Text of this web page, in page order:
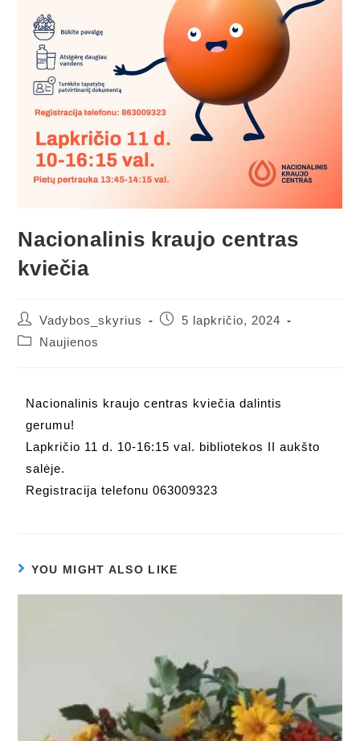
Nacionalinis kraujo centras
kviečia
Vadybos_skyrius
5 lapkričio, 2024
Naujienos
Nacionalinis kraujo centras kviečia dalintis
gerumu!
Lapkričio 11 d. 10-16:15 val. bibliotekos II aukšto
salėje.
Registracija telefonu 063009323
YOU MIGHT ALSO LIKE